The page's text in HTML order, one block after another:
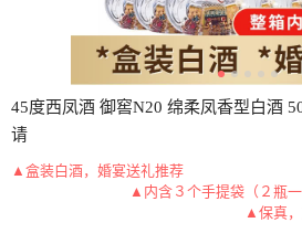
45度西凤酒 御窖N20 绵柔凤香型白酒
请
▲盒装白酒，婚
▲内含３个手提袋
▲保真，放心购